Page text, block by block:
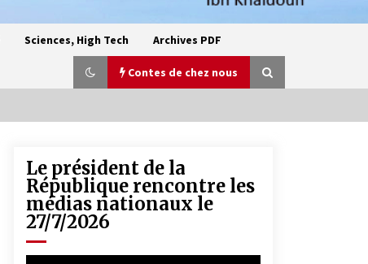
Sciences, High Tech Archives PDF
Contes de chez nous
Oum el Gaïla / L’ogresse du M’zab
4 ans ago
5 ans ago
Le président de la
République rencontre les
médias nationaux le
27/7/2026